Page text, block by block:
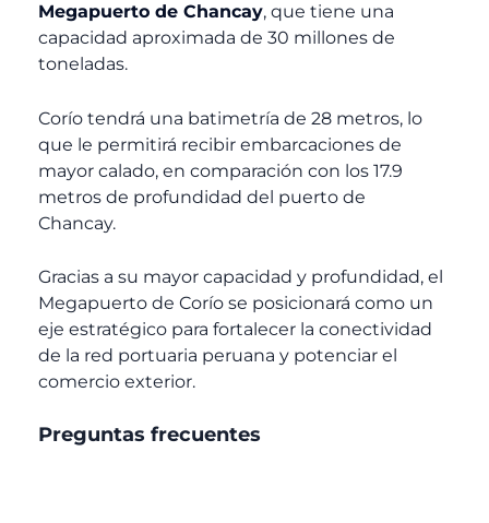
Megapuerto de Chancay, que tiene una
capacidad aproximada de 30 millones de
toneladas.
Corío tendrá una batimetría de 28 metros, lo
que le permitirá recibir embarcaciones de
mayor calado, en comparación con los 17.9
metros de profundidad del puerto de
Chancay.
Gracias a su mayor capacidad y profundidad, el
Megapuerto de Corío se posicionará como un
eje estratégico para fortalecer la conectividad
de la red portuaria peruana y potenciar el
comercio exterior.
Preguntas frecuentes